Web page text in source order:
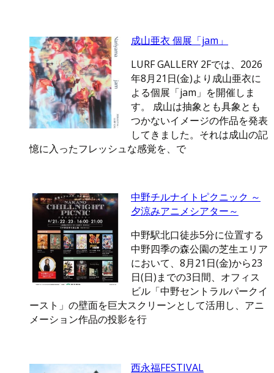
成山亜衣 個展「jam」
LURF GALLERY 2Fでは、2026
年8月21日(金)より成山亜衣に
よる個展「jam」を開催しま
す。 成山は抽象とも具象とも
つかないイメージの作品を発表
してきました。それは成山の記
憶に入ったフレッシュな感覚を、で
中野チルナイトピクニック ～
夕涼みアニメシアター～
中野駅北口徒歩5分に位置する
中野四季の森公園の芝生エリア
において、8月21日(金)から23
日(日)までの3日間、オフィス
ビル「中野セントラルパークイ
ースト」の壁面を巨大スクリーンとして活用し、アニ
メーション作品の投影を行
西永福FESTIVAL